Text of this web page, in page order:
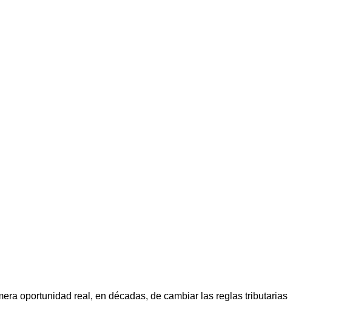
oportunidad real, en décadas, de cambiar las reglas tributarias